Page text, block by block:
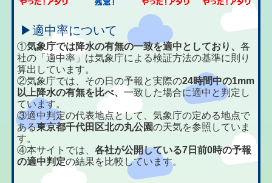
▶適中率について
①気象庁では降水の有無の一致を適中としており、各
社の「適中率」は気象庁による検証方法の基準に則り
算出しています。
②気象庁では、その日の予報と実際の24時間中の1mm
以上降水の有無を比べ、一致した場合に適中と判定し
ています。
③適中判定の代表地点として、気象庁の定める地点で
ある東京都千代田区北の丸公園の天気を参照していま
す。
④本サイトでは、各社が公開している7日前0時の予報
の適中判定の結果を比較しています。